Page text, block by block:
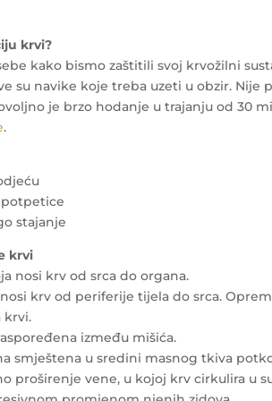
krvi?
kako bismo zaštitili svoj krvožilni
su navike koje treba uzeti u obzir.
je brzo hodanje u trajanju od 30
.
potpetice
stajanje
krvi
nosi krv od srca do organa.
krv od periferije tijela do srca.
krvi.
između mišića.
smještena u sredini masnog tkiva
proširenje vene, u kojoj krv cirkulira u